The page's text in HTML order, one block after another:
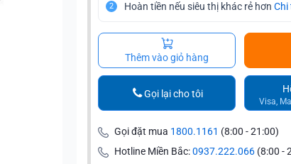
2 Hoàn tiền nếu siêu thị khác rẻ hơn Chi
Thêm vào giỏ hàng
Visa,
Gọi lại cho tôi
Gọi đặt mua 1800.1161 (8:00 - 21:00)
Hotline Miền Bắc:0937.222.066 (8:00 -